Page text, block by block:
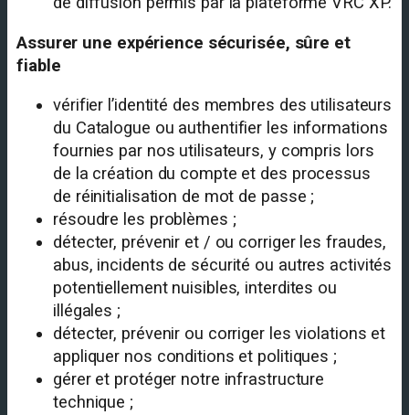
Assurer une expérience sécurisée, sûre et
fiable
vérifier l’identité des membres des utilisateurs
du Catalogue ou authentifier les informations
fournies par nos utilisateurs, y compris lors
de la création du compte et des processus
de réinitialisation de mot de passe ;
résoudre les problèmes ;
détecter, prévenir et / ou corriger les fraudes,
abus, incidents de sécurité ou autres activités
potentiellement nuisibles, interdites ou
illégales ;
détecter, prévenir ou corriger les violations et
appliquer nos conditions et politiques ;
gérer et protéger notre infrastructure
technique ;